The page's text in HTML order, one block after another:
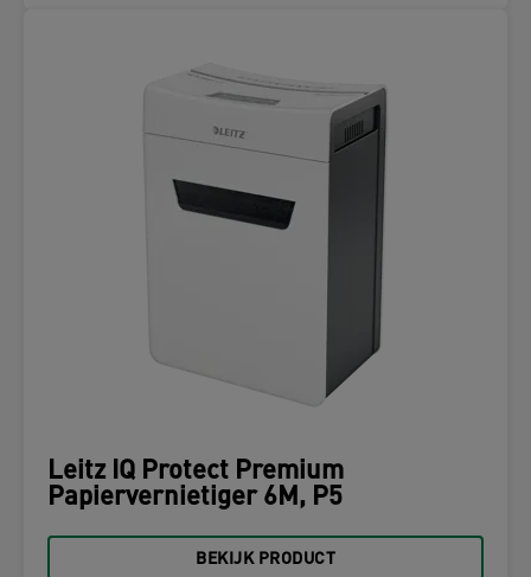
Leitz IQ Protect Premium
Papiervernietiger 6M, P5
BEKIJK PRODUCT